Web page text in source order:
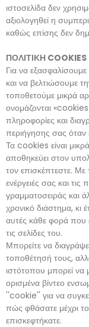
ιστοσελίδα δεν
αξιολογηθεί η
καθώς επίσης δεν
ΠΟΛΙΤΙΚΗ COOKIES
Για να
και να βελτιώσουμε
τοποθετούμε μικρά
ονομάζονται
πληροφορίες και
περιήγησης σας
Τα cookies είναι
αποθηκεύει στον
τον επισκέπτεστε. Με
ενέργειές σας και
γραμματοσειράς και
χρονικό διάστημα, κι
αυτές κάθε φορά που
τις σελίδες του.
Μπορείτε να
τοποθέτησή τους,
ιστότοπου μπορεί
ορισμένα βίντεο
''cookie'' για να
πώς φθάσατε μέχρι το
επισκεφτήκατε.